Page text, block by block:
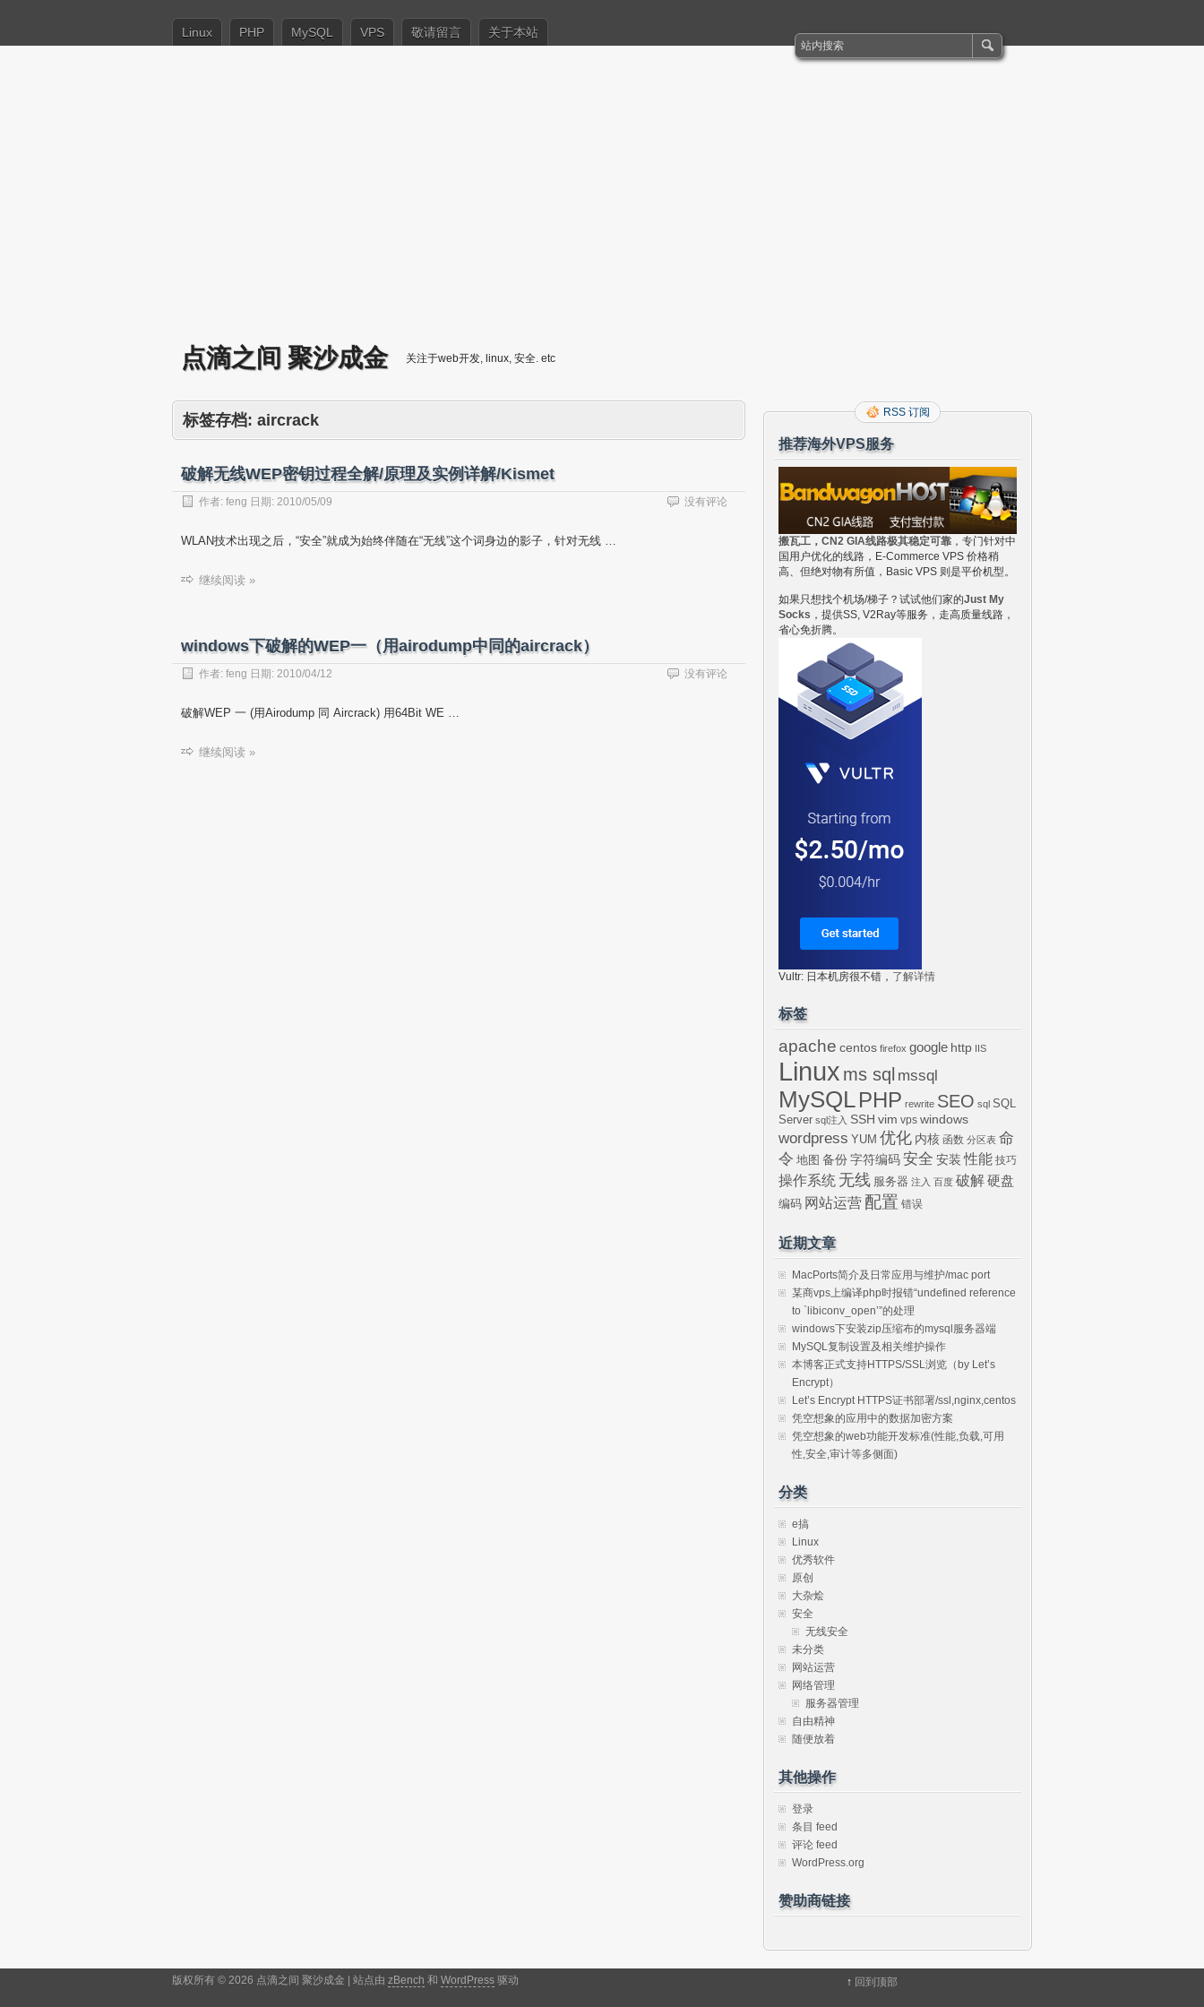
Linux PHP MySQL VPS 敬请留言 关于本站
点滴之间 聚沙成金 关注于web开发, linux, 安全. etc
标签存档: aircrack
破解无线WEP密钥过程全解/原理及实例详解/Kismet
作者: feng 日期: 2010/05/09 没有评论
WLAN技术出现之后，“安全”就成为始终伴随在“无线”这个词身边的影子，针对无线 …
继续阅读 »
windows下破解的WEP一（用airodump中同的aircrack）
作者: feng 日期: 2010/04/12 没有评论
破解WEP 一 (用Airodump 同 Aircrack) 用64Bit WE …
继续阅读 »
RSS 订阅
推荐海外VPS服务
搬瓦工，CN2 GIA线路极其稳定可靠 ，专门针对中
国用户优化的线路，E-Commerce VPS 价格稍
高、但绝对物有所值，Basic VPS 则是平价机型。
如果只想找个机场/梯子？试试他们家的Just My
Socks ，提供SS, V2Ray等服务，走高质量线路，
省心免折腾。
Vultr: 日本机房很不错， 了解详情
标签
apache centos firefox google http IIS
Linux ms sql mssql
MySQLPHP rewrite SEO sql SQL
Server sql注入 SSH vim vps windows
wordpress YUM 优化 内核 函数 分区表 命
令 地图 备份 字符编码 安全 安装 性能 技巧
操作系统 无线 服务器 注入 百度 破解硬盘
编码 网站运营 配置 错误
近期文章
MacPorts简介及日常应用与维护/mac port
某商vps上编译php时报错“undefined reference
to `libiconv_open’”的处理
windows下安装zip压缩布的mysql服务器端
MySQL复制设置及相关维护操作
本博客正式支持HTTPS/SSL浏览（by Let’s
Encrypt）
Let’s Encrypt HTTPS证书部署/ssl,nginx,centos
凭空想象的应用中的数据加密方案
凭空想象的web功能开发标准(性能,负载,可用
性,安全,审计等多侧面)
分类
e搞
Linux
优秀软件
原创
大杂烩
安全
无线安全
未分类
网站运营
网络管理
服务器管理
自由精神
随便放着
其他操作
登录
条目 feed
评论 feed
WordPress.org
赞助商链接
版权所有 © 2026 点滴之间 聚沙成金 | 站点由 zBench 和 WordPress 驱动 ↑ 回到顶部